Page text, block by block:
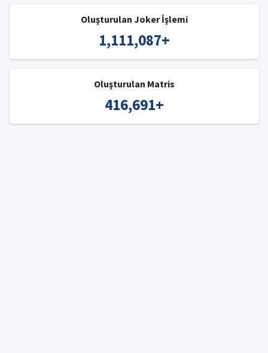
Oluşturulan Joker İşlemi
1,111,087+
Oluşturulan Matris
416,691+